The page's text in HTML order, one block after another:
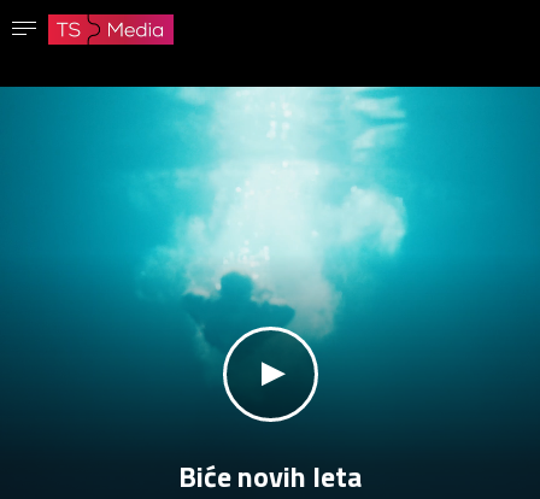
Lozinka mora imati najmanje 8 znakova, jedno veliko slovo i jedan broj.
Sačuvaj lozinku
Idi na početnu stranicu
Prijavite se
klikni za zvuk
Biće novih leta